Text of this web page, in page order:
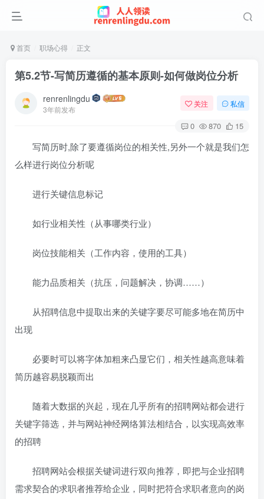
首页 职场心得 正文
第5.2节-写简历遵循的基本原则-如何做岗位分析
renrenlingdu
3年前发布
关注 私信
0 870 15
写简历时,除了要遵循岗位的相关性,另外一个就是我们怎
么样进行岗位分析呢
进行关键信息标记
如行业相关性（从事哪类行业）
岗位技能相关（工作内容，使用的工具）
能力品质相关（抗压，问题解决，协调……）
从招聘信息中提取出来的关键字要尽可能多地在简历中
出现
必要时可以将字体加粗来凸显它们，相关性越高意味着
简历越容易脱颖而出
随着大数据的兴起，现在几乎所有的招聘网站都会进行
关键字筛选，并与网站神经网络算法相结合，以实现高效率
的招聘
招聘网站会根据关键词进行双向推荐，即把与企业招聘
需求契合的求职者推荐给企业，同时把符合求职者意向的岗